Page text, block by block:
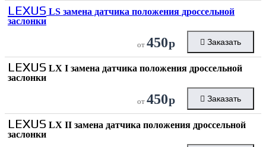
LEXUS LS замена датчика положения дроссельной
заслонки
от 450р Заказать
LEXUS LX I замена датчика положения дроссельной
заслонки
от 450р Заказать
LEXUS LX II замена датчика положения дроссельной
заслонки